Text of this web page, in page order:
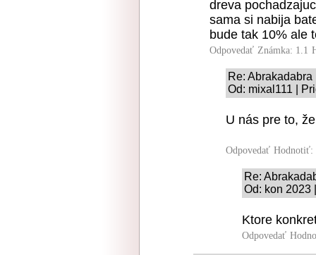
dreva
sama si nabija
bude tak 10% ale
Odpovedať Známka: 1.1
Re: Abrakadabra
Od: mixal111 |
U nás pre to,
Odpovedať Hodnotiť:
Re:
Od: kon 2023
Ktore
Odpovedať